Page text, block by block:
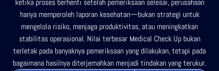
ketika proses berhenti setelah pemeriksaan selesai, perusahaan
hanya memperoleh laporan kesehatan—bukan strategi untuk
mengelola risiko, menjaga produktivitas, atau meningkatkan
stabilitas operasional. Nilai terbesar Medical Check Up bukan
terletak pada banyaknya pemeriksaan yang dilakukan, tetapi pada
bagaimana hasilnya diterjemahkan menjadi tindakan yang terukur.